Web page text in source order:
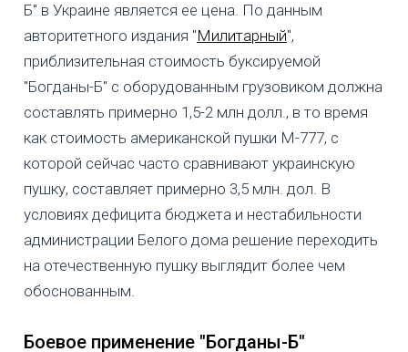
Б" в Украине является ее цена. По данным
авторитетного издания "Милитарный",
приблизительная стоимость буксируемой
"Богданы-Б" с оборудованным грузовиком должна
составлять примерно 1,5-2 млн долл., в то время
как стоимость американской пушки М-777, с
которой сейчас часто сравнивают украинскую
пушку, составляет примерно 3,5 млн. дол. В
условиях дефицита бюджета и нестабильности
администрации Белого дома решение переходить
на отечественную пушку выглядит более чем
обоснованным.
Боевое применение "Богданы-Б"